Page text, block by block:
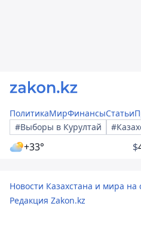
ПолитикаМирФинансыСтатьи
#Выборы в Курултай
+33° $
Новости Казахстана и мира на
Редакция Zakon.kz